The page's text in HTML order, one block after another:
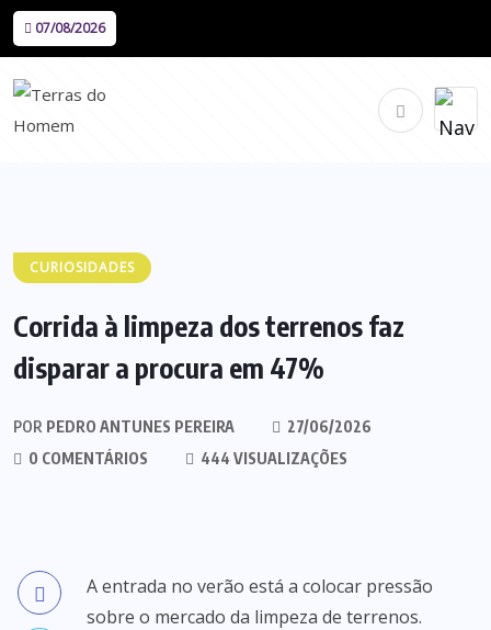
07/08/2026
CURIOSIDADES
Corrida à limpeza dos terrenos faz
disparar a procura em 47%
POR PEDRO ANTUNES PEREIRA
27/06/2026
0 COMENTÁRIOS
444 VISUALIZAÇÕES
A entrada no verão está a colocar pressão
sobre o mercado da limpeza de terrenos.